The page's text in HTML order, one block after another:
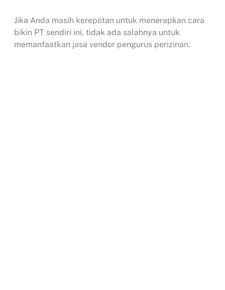
Jika Anda masih kerepotan untuk menerapkan cara
bikin PT sendiri ini, tidak ada salahnya untuk
memanfaatkan jasa vendor pengurus perizinan.